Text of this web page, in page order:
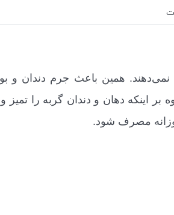
همین باعث جرم دندان و
دهان و دندان گربه را تمیز